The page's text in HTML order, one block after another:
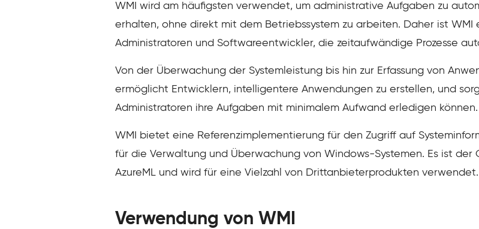
WMI wird am häufigsten verwendet, um administrative Aufgaben zu
erhalten, ohne direkt mit dem Betriebssystem zu arbeiten. Daher ist
Administratoren und Softwareentwickler, die zeitaufwändige Prozesse
Von der Überwachung der Systemleistung bis hin zur Erfassung von
ermöglicht Entwicklern, intelligentere Anwendungen zu erstellen, und
Administratoren ihre Aufgaben mit minimalem Aufwand erledigen können.
WMI bietet eine Referenzimplementierung für den Zugriff auf
für die Verwaltung und Überwachung von Windows-Systemen. Es ist der
AzureML und wird für eine Vielzahl von Drittanbieterprodukten verwendet.
Verwendung von WMI